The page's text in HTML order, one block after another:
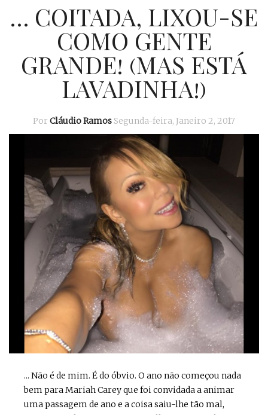
… COITADA, LIXOU-SE
COMO GENTE
GRANDE! (MAS ESTÁ
LAVADINHA!)
Por Cláudio Ramos Segunda-feira, Janeiro 2, 2017
... Não é de mim. É do óbvio. O ano não começou nada
bem para Mariah Carey que foi convidada a animar
uma passagem de ano e a coisa saiu-lhe tão mal,